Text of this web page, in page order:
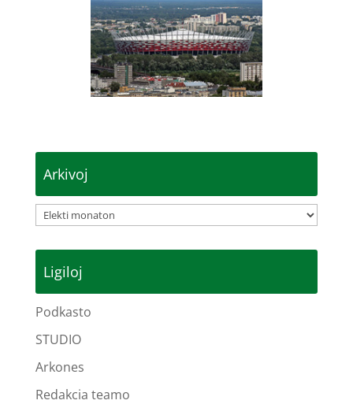
Arkivoj
Arkivoj
Ligiloj
Podkasto
STUDIO
Arkones
Redakcia teamo